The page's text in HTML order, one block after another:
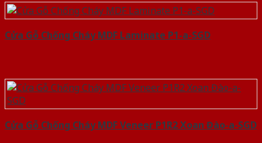
Cửa Gỗ Chống Cháy MDF Laminate P1-a-SGD
Cửa Gỗ Chống Cháy MDF Veneer P1R2 Xoan Đào-a-SGD